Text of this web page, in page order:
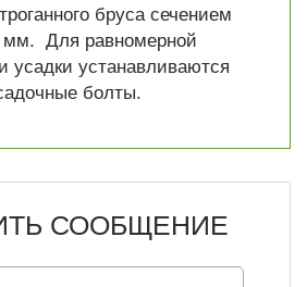
бруса сечением
мм. Для равномерной
усадки устанавливаются
болты.
СООБЩЕНИЕ